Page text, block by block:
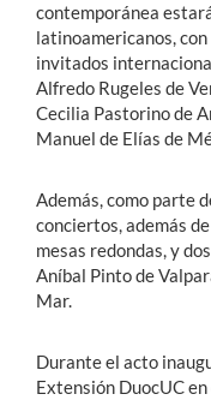
contemporánea
latinoamericanos,
invitados
Alfredo Rugeles de
Cecilia Pastorino de
Manuel de Elías de
Además, como parte
conciertos, además
mesas redondas, y
Aníbal Pinto de
Mar.
Durante el acto
Extensión DuocUC